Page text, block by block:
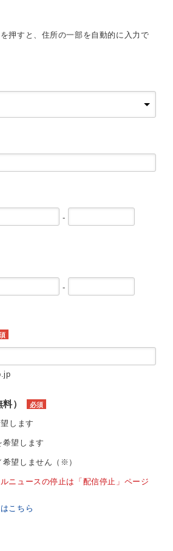
押すと、住所の一部を自動的に入力で
-
-
） 必須
します
希望します
望しません（※）
ニュースの停止は「配信停止」ページ
こちら